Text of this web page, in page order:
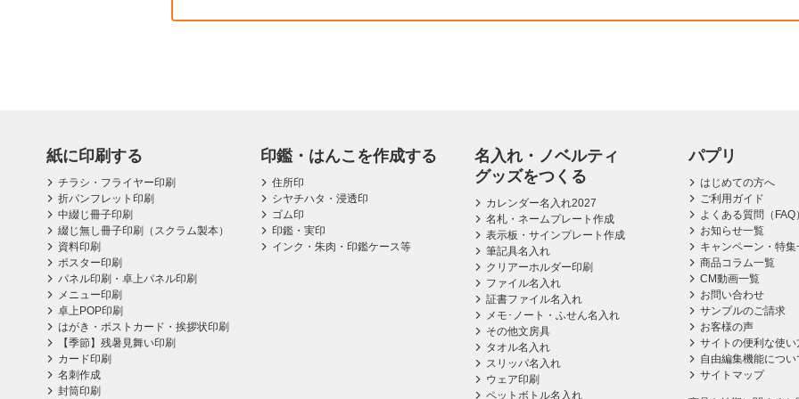
紙に印刷する
チラシ・フライヤー印刷
折パンフレット印刷
中綴じ冊子印刷
綴じ無し冊子印刷（スクラム製本）
資料印刷
ポスター印刷
パネル印刷・卓上パネル印刷
メニュー印刷
卓上POP印刷
はがき・ポストカード・挨拶状印刷
【季節】残暑見舞い印刷
カード印刷
名刺作成
封筒印刷
印鑑・はんこを作成する
住所印
シヤチハタ・浸透印
ゴム印
印鑑・実印
インク・朱肉・印鑑ケース等
名入れ・ノベルティ
グッズをつくる
カレンダー名入れ2027
名札・ネームプレート作成
表示板・サインプレート作成
筆記具名入れ
クリアーホルダー印刷
ファイル名入れ
証書ファイル名入れ
メモ･ノート・ふせん名入れ
その他文房具
タオル名入れ
スリッパ名入れ
ウェア印刷
ペットボトル名入れ
パプリ
はじめての方へ
ご利用ガイド
よくある質問（FAQ
お知らせ一覧
キャンペーン・特集
商品コラム一覧
CM動画一覧
お問い合わせ
サンプルのご請求
お客様の声
サイトの便利な使い
自由編集機能につい
サイトマップ